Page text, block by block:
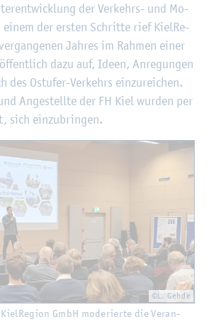
der Ver­kehrs- und Mo­
der ers­ten Schrit­te rief Kiel­Re­
Jah­res im Rah­men einer
dazu auf, Ideen, An­re­gun­gen
des Ost­ufer-Ver­kehrs ein­zu­rei­chen.
An­ge­stell­te der FH Kiel wur­den per
sich ein­zu­brin­gen.
©L. Gehde
GmbH mo­de­rier­te die Ver­an­